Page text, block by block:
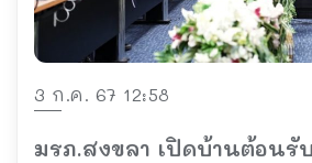
3 ก.ค. 67 12:58
มรภ.สงขลา เปิดบ้านต้อนรั